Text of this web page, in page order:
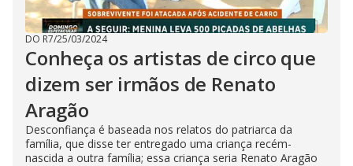
DO R7/25/03/2024
Conheça os artistas de circo que
dizem ser irmãos de Renato
Aragão
Desconfiança é baseada nos relatos do patriarca da
família, que disse ter entregado uma criança recém-
nascida a outra família; essa criança seria Renato Aragão